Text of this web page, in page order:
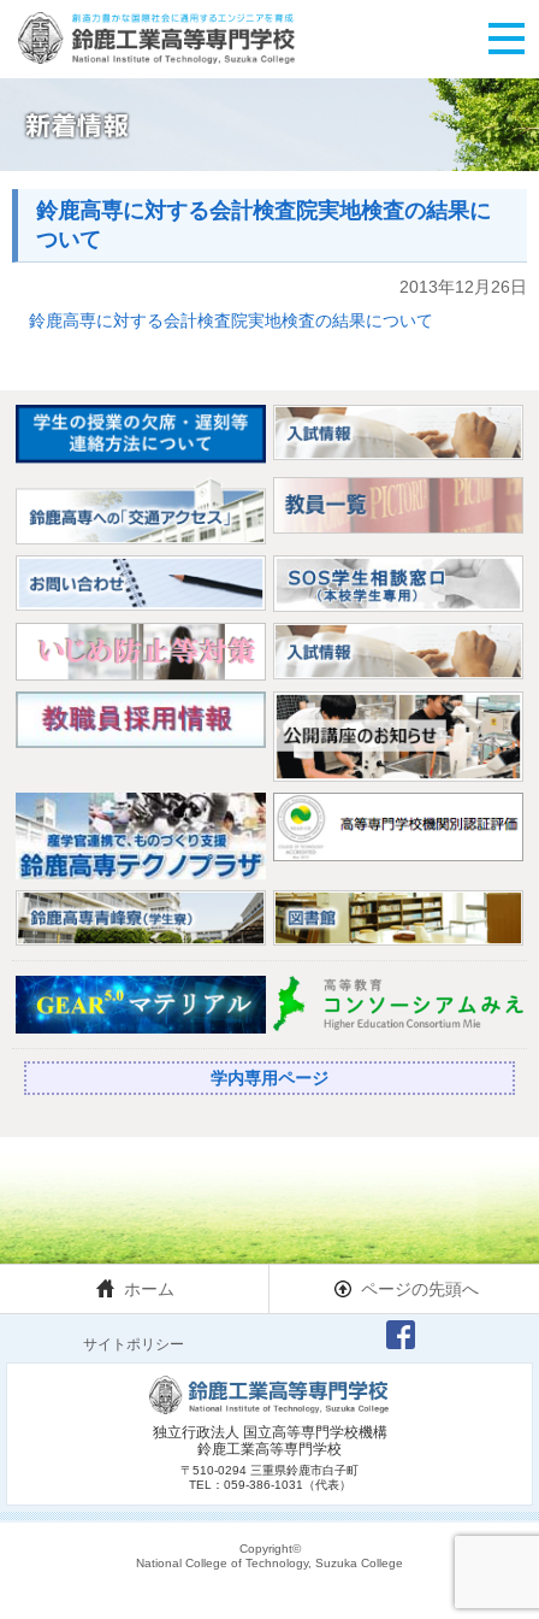
鈴鹿高専に対する会計検査院実地検査の結果に
ついて
2013年12月26日
鈴鹿高専に対する会計検査院実地検査の結果について
学内専用ページ
ホーム ページの先頭へ
サイトポリシー
独立行政法人 国立高等専門学校機構
鈴鹿工業高等専門学校
〒510-0294 三重県鈴鹿市白子町
TEL：059-386-1031（代表）
Copyright©
National College of Technology, Suzuka College